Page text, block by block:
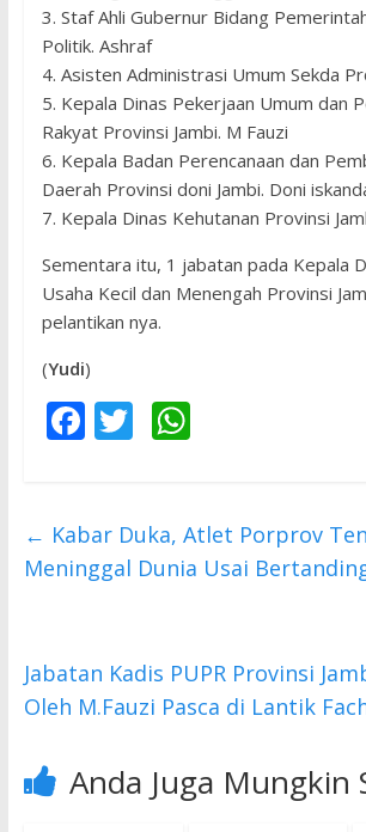
3. Staf Ahli Gubernur Bidang
Politik. Ashraf
4. Asisten Administrasi Umum Sekda
5. Kepala Dinas Pekerjaan Umum dan
Rakyat Provinsi Jambi. M Fauzi
6. Kepala Badan Perencanaan dan
Daerah Provinsi doni Jambi. Doni
7. Kepala Dinas Kehutanan Provinsi
Sementara itu, 1 jabatan pada Kepala
Usaha Kecil dan Menengah Provinsi
pelantikan nya.
(Yudi)
F
b
o
T
er
W
s
A
← Kabar Duka, Atlet Porprov
Meninggal Dunia Usai
Jabatan Kadis PUPR Provinsi
Oleh M.Fauzi Pasca di Lantik
Anda Juga Mungkin